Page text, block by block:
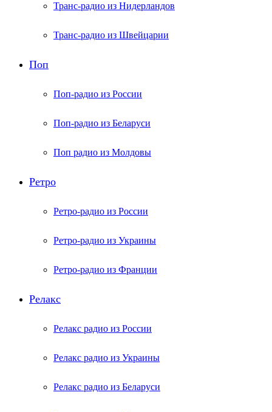
Транс-радио из Нидерландов
Транс-радио из Швейцарии
Поп
Поп-радио из России
Поп-радио из Беларуси
Поп радио из Молдовы
Ретро
Ретро-радио из России
Ретро-радио из Украины
Ретро-радио из Франции
Релакс
Релакс радио из России
Релакс радио из Украины
Релакс радио из Беларуси